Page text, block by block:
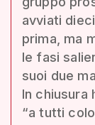
avviati
prima, ma
le fasi
suoi due
In chiusura
“a tutti